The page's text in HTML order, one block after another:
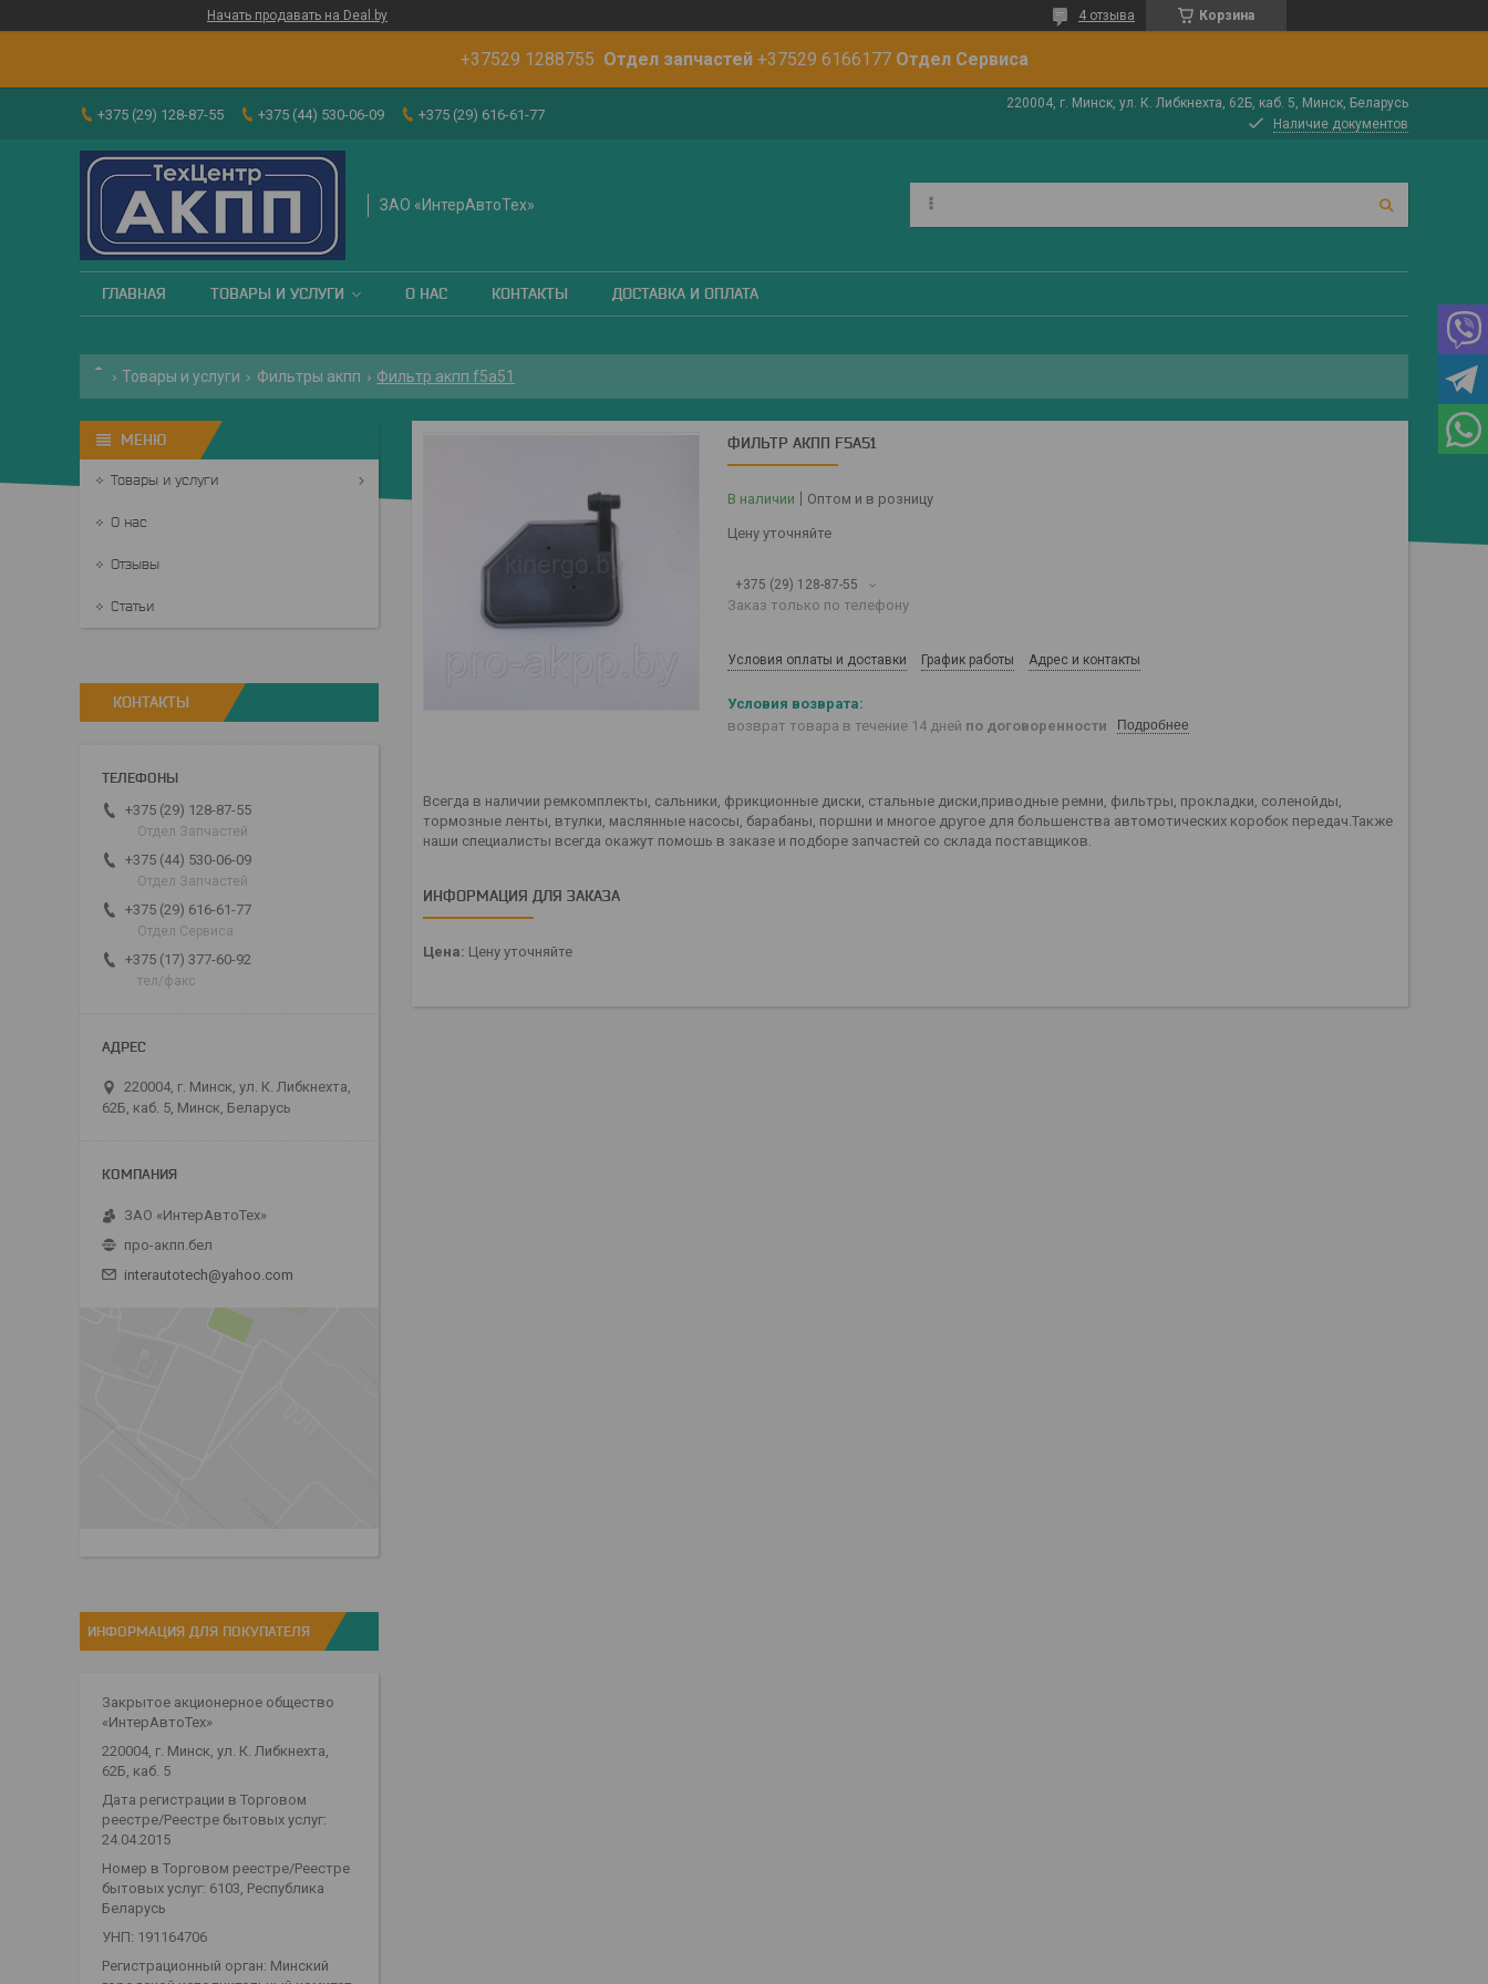
Начать продавать на Deal.by Корзина
4 отзыва
+37529 1288755 Отдел запчастей +37529 6166177 Отдел Сервиса
+375 (29) 128-87-55 +375 (44) 530-06-09 +375 (29) 616-61-77
220004, г. Минск, ул. К. Либкнехта, 62Б, каб. 5, Минск, Беларусь
Наличие документов
ЗАО «ИнтерАвтоТех»
ГЛАВНАЯ ТОВАРЫ И УСЛУГИ О НАС КОНТАКТЫ ДОСТАВКА И ОПЛАТА
Товары и услуги Фильтры акпп Фильтр акпп f5a51
ФИЛЬТР АКПП F5A51
В наличии Оптом и в розницу
Цену уточняйте
+375 (29) 128-87-55
Заказ только по телефону
Условия оплаты и доставки График работы Адрес и контакты
возврат товара в течение 14 дней по договоренности Подробнее
Всегда в наличии ремкомплекты, сальники, фрикционные диски, стальные диски,приводные ремни, фильтры, прокладки, соленойды,
тормозные ленты, втулки, маслянные насосы, барабаны, поршни и многое другое для большенства автомотических коробок передач.Также
наши специалисты всегда окажут помошь в заказе и подборе запчастей со склада поставщиков.
ИНФОРМАЦИЯ ДЛЯ ЗАКАЗА
Цена: Цену уточняйте
Товары и услуги
О нас
Отзывы
Статьи
КОНТАКТЫ
+375 (29) 128-87-55
Отдел Запчастей
+375 (44) 530-06-09
Отдел Запчастей
+375 (29) 616-61-77
Отдел Сервиса
+375 (17) 377-60-92
тел/факс
220004, г. Минск, ул. К. Либкнехта,
62Б, каб. 5, Минск, Беларусь
ЗАО «ИнтерАвтоТех»
про-акпп.бел
interautotech@yahoo.com
ИНФОРМАЦИЯ ДЛЯ ПОКУПАТЕЛЯ
Закрытое акционерное общество
«ИнтерАвтоТех»
220004, г. Минск, ул. К. Либкнехта,
62Б, каб. 5
Дата регистрации в Торговом
реестре/Реестре бытовых услуг:
24.04.2015
Номер в Торговом реестре/Реестре
бытовых услуг: 6103, Республика
Беларусь
УНП: 191164706
Регистрационный орган: Минский